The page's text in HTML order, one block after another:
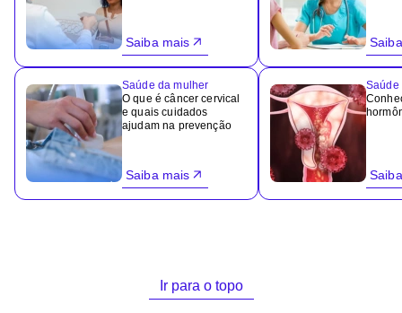
Saiba mais
Saúde da mulher
O que é câncer cervical
e quais cuidados
ajudam na prevenção
Saiba mais
Saúde
Ir para o topo